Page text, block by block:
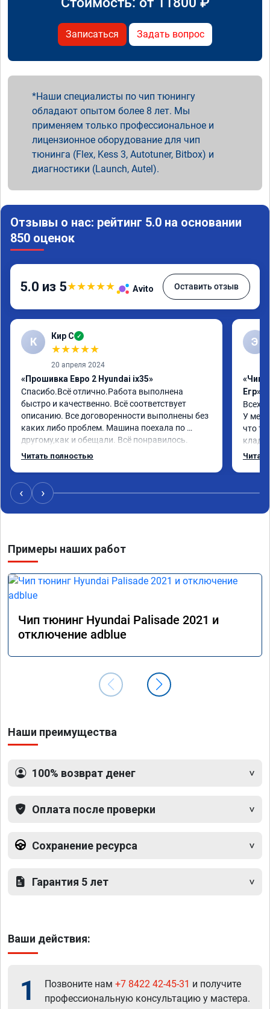
Записаться Задать вопрос
Наши специалисты по чип тюнингу
обладают опытом более 8 лет. Мы
применяем только профессиональное и
лицензионное оборудование для чип
тюнинга (Flex, Kess 3, Autotuner, Bitbox) и
диагностики (Launch, Autel).
Отзывы о нас: рейтинг 5.0 на основании
850 оценок
5.0 из 5★★★★★ Avito Оставить отзыв
К Кир С ✓
★★★★★
20 апреля 2024
«Прошивка Евро 2 Hyundai ix35»
Спасибо.Всё отлично.Работа выполнена
быстро и качественно. Всё соответствует
описанию. Все договоренности выполнены без
каких либо проблем. Машина поехала по
другому,как и обещали. Всё понравилось.
Рекомендую данную компанию.
Читать полностью
Э
«Чип
Егр»
Всех
У
что
и ЕГР
В
‹ ›
Примеры наших работ
Чип тюнинг Hyundai Palisade 2021 и
отключение adblue
Наши преимущества
100% возврат денег
Оплата после проверки
Сохранение ресурса
Гарантия 5 лет
Ваши действия:
1 Позвоните нам +7 8422 42-45-31 и получите
профессиональную консультацию у мастера.